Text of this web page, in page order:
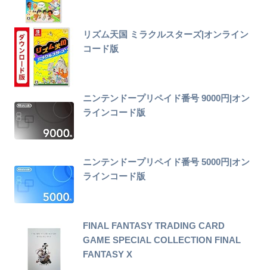
リズム天国 ミラクルスターズ|オンライン
コード版
ニンテンドープリペイド番号 9000円|オン
ラインコード版
ニンテンドープリペイド番号 5000円|オン
ラインコード版
FINAL FANTASY TRADING CARD
GAME SPECIAL COLLECTION FINAL
FANTASY X